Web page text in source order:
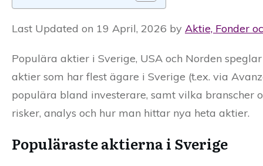
Last Updated on 19 April, 2026 by Aktie, Fonder
Populära aktier i Sverige, USA och Norden
aktier som har flest ägare i Sverige (t.ex. via
populära bland investerare, samt vilka branscher
risker, analys och hur man hittar nya heta aktier.
Populäraste aktierna i Sverige